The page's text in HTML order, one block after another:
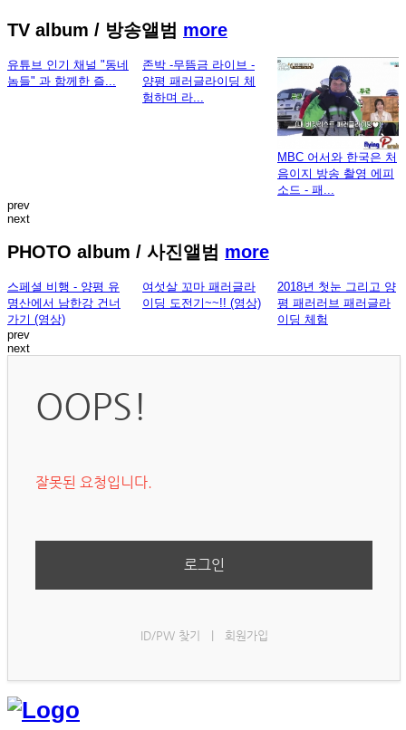
TV album / 방송앨범 more
유튜브 인기 채널 "동네
놈들" 과 함께한 즐...
존박 -무뜸금 라이브 -
양평 패러글라이딩 체
험하며 라...
MBC 어서와 한국은 처
음이지 방송 촬영 에피
소드 - 패...
prev
next
PHOTO album / 사진앨범 more
스페셜 비행 - 양평 유
명산에서 남한강 건너
가기 (영상)
여섯살 꼬마 패러글라
이딩 도전기~~!! (영상)
2018년 첫눈 그리고 양
평 패러러브 패러글라
이딩 체험
prev
next
OOPS!
잘못된 요청입니다.
로그인
ID/PW 찾기 회원가입